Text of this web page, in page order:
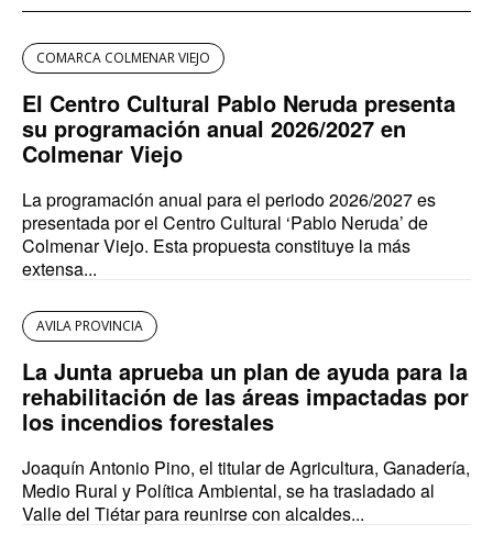
COMARCA COLMENAR VIEJO
El Centro Cultural Pablo Neruda presenta
su programación anual 2026/2027 en
Colmenar Viejo
La programación anual para el periodo 2026/2027 es
presentada por el Centro Cultural ‘Pablo Neruda’ de
Colmenar Viejo. Esta propuesta constituye la más
extensa...
AVILA PROVINCIA
La Junta aprueba un plan de ayuda para la
rehabilitación de las áreas impactadas por
los incendios forestales
Joaquín Antonio Pino, el titular de Agricultura, Ganadería,
Medio Rural y Política Ambiental, se ha trasladado al
Valle del Tiétar para reunirse con alcaldes...